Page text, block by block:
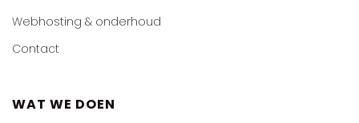
Webhosting & onderhoud
Contact
WAT WE DOEN